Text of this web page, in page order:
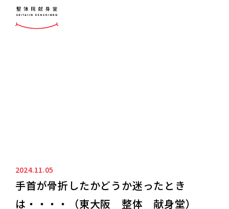
2024.11.05
手首が骨折したかどうか迷ったとき
は・・・・（東大阪 整体 献身堂）